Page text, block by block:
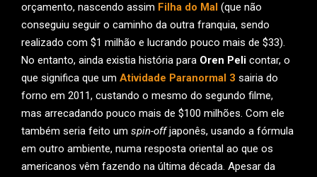
orçamento, nascendo assim Filha do Mal (que não
conseguiu seguir o caminho da outra franquia, sendo
realizado com $1 milhão e lucrando pouco mais de $33).
No entanto, ainda existia história para Oren Peli contar, o
que significa que um Atividade Paranormal 3 sairia do
forno em 2011, custando o mesmo do segundo filme,
mas arrecadando pouco mais de $100 milhões. Com ele
também seria feito um spin-offjaponês, usando a fórmula
em outro ambiente, numa resposta oriental ao que os
americanos vêm fazendo na última década. Apesar da